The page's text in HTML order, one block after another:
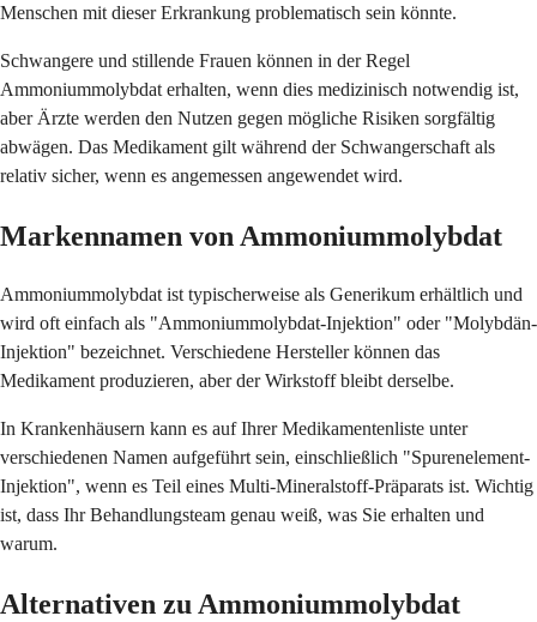
Menschen mit dieser Erkrankung problematisch sein könnte.
Schwangere und stillende Frauen können in der Regel
Ammoniummolybdat erhalten, wenn dies medizinisch notwendig ist,
aber Ärzte werden den Nutzen gegen mögliche Risiken sorgfältig
abwägen. Das Medikament gilt während der Schwangerschaft als
relativ sicher, wenn es angemessen angewendet wird.
Markennamen von Ammoniummolybdat
Ammoniummolybdat ist typischerweise als Generikum erhältlich und
wird oft einfach als "Ammoniummolybdat-Injektion" oder "Molybdän-
Injektion" bezeichnet. Verschiedene Hersteller können das
Medikament produzieren, aber der Wirkstoff bleibt derselbe.
In Krankenhäusern kann es auf Ihrer Medikamentenliste unter
verschiedenen Namen aufgeführt sein, einschließlich "Spurenelement-
Injektion", wenn es Teil eines Multi-Mineralstoff-Präparats ist. Wichtig
ist, dass Ihr Behandlungsteam genau weiß, was Sie erhalten und
warum.
Alternativen zu Ammoniummolybdat